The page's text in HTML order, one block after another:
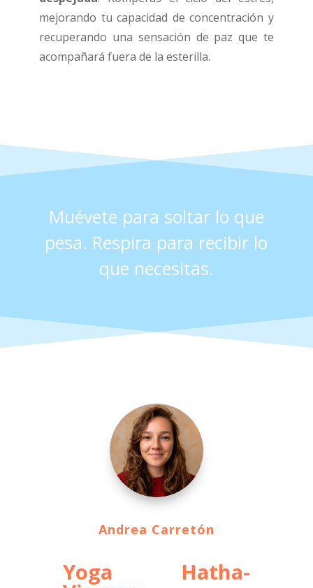
mejorando tu capacidad de concentración y
recuperando una sensación de paz que te
acompañará fuera de la esterilla.
Muévete para soltar lo que
pesa. Respira para recibir lo
que necesitas.
Andrea Carretón
Yoga Hatha-